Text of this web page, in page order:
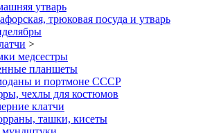
утварь
трюковая посуда и утварь
>
медсестры
планшеты
и портмоне СССР
чехлы для костюмов
клатчи
ташки, кисеты